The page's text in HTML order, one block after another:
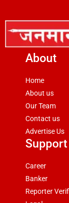
About
Home
About us
Our Team
Contact us
Advertise Us
Support
Career
Banker
Reporter